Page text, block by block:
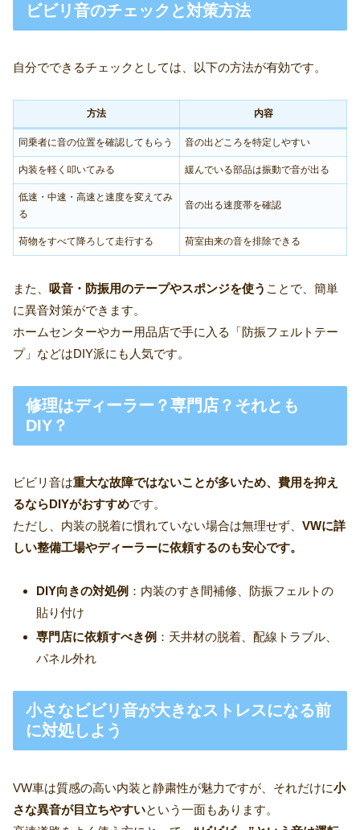
ビビリ音のチェックと対策方法
自分でできるチェックとしては、以下の方法が有効です。
方法 内容
同乗者に音の位置を確認してもらう 音の出どころを特定しやすい
内装を軽く叩いてみる 緩んでいる部品は振動で音が出る
低速・中速・高速と速度を変えてみ
る
音の出る速度帯を確認
荷物をすべて降ろして走行する 荷室由来の音を排除できる
また、 吸音・防振用のテープやスポンジを使う ことで、簡単
に異音対策ができます。
ホームセンターやカー用品店で手に入る「防振フェルトテー
プ」などはDIY派にも人気です。
修理はディーラー？専門店？それとも
DIY？
ビビリ音は重大な故障ではないことが多いため、費用を抑え
るならDIYがおすすめです。
ただし、内装の脱着に慣れていない場合は無理せず、 VWに詳
しい整備工場やディーラーに依頼するのも安心です。
DIY向きの対処例 ：内装のすき間補修、防振フェルトの
貼り付け
専門店に依頼すべき例 ：天井材の脱着、配線トラブル、
パネル外れ
小さなビビリ音が大きなストレスになる前
に対処しよう
VW車は質感の高い内装と静粛性が魅力ですが、それだけに小
さな異音が目立ちやすいという一面もあります。